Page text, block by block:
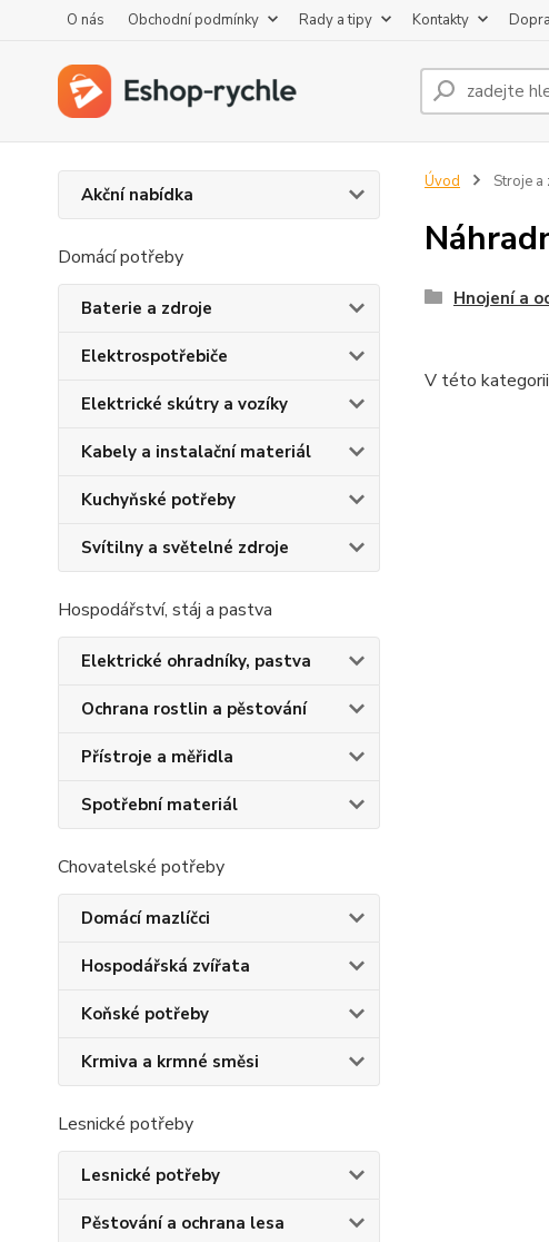
O nás Obchodní podmínky Rady a tipy Kontakty
Akční nabídka
Domácí potřeby
Baterie a zdroje
Elektrospotřebiče
Elektrické skútry a vozíky
Kabely a instalační materiál
Kuchyňské potřeby
Svítilny a světelné zdroje
Hospodářství, stáj a pastva
Elektrické ohradníky, pastva
Ochrana rostlin a pěstování
Přístroje a měřidla
Spotřební materiál
Chovatelské potřeby
Domácí mazlíčci
Hospodářská zvířata
Koňské potřeby
Krmiva a krmné směsi
Lesnické potřeby
Lesnické potřeby
Pěstování a ochrana lesa
Úvod Stroje a
Hnojení a
V této kategorii